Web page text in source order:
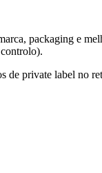
packaging e
de private label no